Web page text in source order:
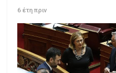
6 έτη πριν